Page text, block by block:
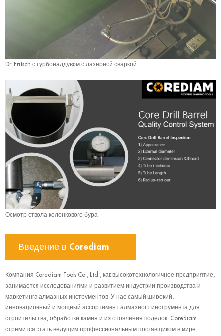
Dr. Fritsch с турбонаддувом с лазерной сваркой
Осмотр ствола колонкового бура
Введение в Corediam
Компания Corediam Tools Co., Ltd., как высокотехнологичное предприятие,
занимается исследованиями и развитием индустрии производства и
маркетинга алмазных инструментов. У нас самый широкий,
инновационный и мощный ассортимент алмазного инструмента для
строительства, обработки камня и изготовления поделок. Corediam
стремится стать ведущим профессиональным поставщиком в мире